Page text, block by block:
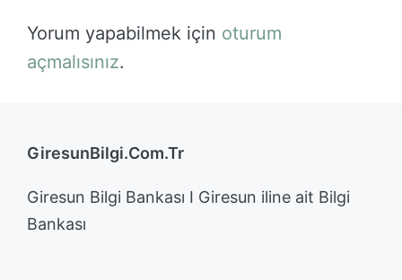
Yorum yapabilmek için oturum
açmalısınız.
GiresunBilgi.Com.Tr
Giresun Bilgi Bankası I Giresun iline ait Bilgi
Bankası